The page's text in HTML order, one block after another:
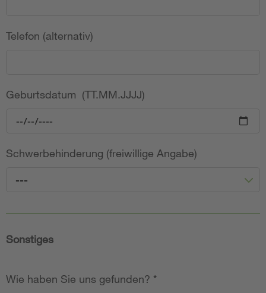
Telefon (alternativ)
Geburtsdatum (TT.MM.JJJJ)
Schwerbehinderung (freiwillige Angabe)
---
Sonstiges
Wie haben Sie uns gefunden? *